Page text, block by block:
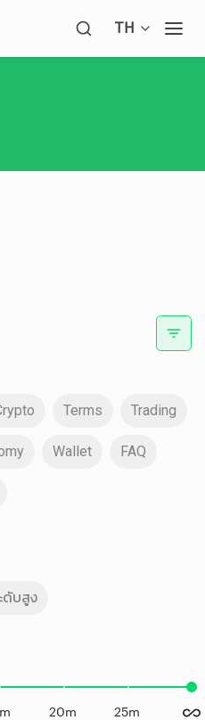
Open
TH
Terms Trading
Wallet FAQ
ดับสูง
20m 25m